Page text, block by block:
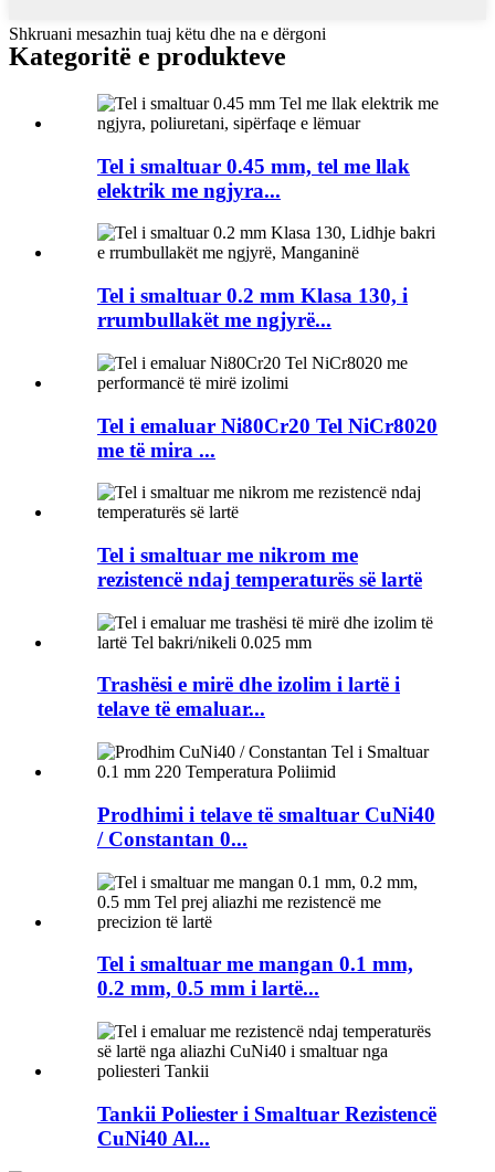
Shkruani mesazhin tuaj këtu dhe na e dërgoni
Kategoritë e produkteve
Tel i smaltuar 0.45 mm, tel me llak
elektrik me ngjyra...
Tel i smaltuar 0.2 mm Klasa 130, i
rrumbullakët me ngjyrë...
Tel i emaluar Ni80Cr20 Tel NiCr8020
me të mira ...
Tel i smaltuar me nikrom me
rezistencë ndaj temperaturës së lartë
Trashësi e mirë dhe izolim i lartë i
telave të emaluar...
Prodhimi i telave të smaltuar CuNi40
/ Constantan 0...
Tel i smaltuar me mangan 0.1 mm,
0.2 mm, 0.5 mm i lartë...
Tankii Poliester i Smaltuar Rezistencë
CuNi40 Al...